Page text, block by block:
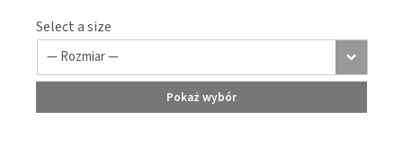
Select a size
Pokaż wybór